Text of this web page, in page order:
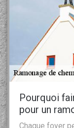
Pourquoi
pour un
Chaque foyer